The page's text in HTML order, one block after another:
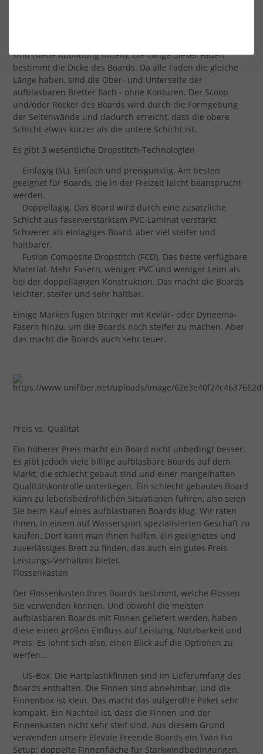
sind (siehe Abbildung unten). Die Länge dieser Fäden
bestimmt die Dicke des Boards. Da alle Fäden die gleiche
Länge haben, sind die Ober- und Unterseite der
aufblasbaren Bretter flach - ohne Konturen. Der Scoop
und/oder Rocker des Boards wird durch die Formgebung
der Seitenwände und dadurch erreicht, dass die obere
Schicht etwas kürzer als die untere Schicht ist.
Es gibt 3 wesentliche Dropstitch-Technologien
Einlagig (SL). Einfach und preisgünstig. Am besten
geeignet für Boards, die in der Freizeit leicht beansprucht
werden.
Doppellagig. Das Board wird durch eine zusätzliche
Schicht aus faserverstärktem PVC-Laminat verstärkt.
Schwerer als einlagiges Board, aber viel steifer und
haltbarer.
Fusion Composite Dropstitch (FCD). Das beste verfügbare
Material. Mehr Fasern, weniger PVC und weniger Leim als
bei der doppellagigen Konstruktion. Das macht die Boards
leichter, steifer und sehr haltbar.
Einige Marken fügen Stringer mit Kevlar- oder Dyneema-
Fasern hinzu, um die Boards noch steifer zu machen. Aber
das macht die Boards auch sehr teuer.
Preis vs. Qualität
Ein höherer Preis macht ein Board nicht unbedingt besser.
Es gibt jedoch viele billige aufblasbare Boards auf dem
Markt, die schlecht gebaut sind und einer mangelhaften
Qualitätskontrolle unterliegen. Ein schlecht gebautes Board
kann zu lebensbedrohlichen Situationen führen, also seien
Sie beim Kauf eines aufblasbaren Boards klug. Wir raten
Ihnen, in einem auf Wassersport spezialisierten Geschäft zu
kaufen. Dort kann man Ihnen helfen, ein geeignetes und
zuverlässiges Brett zu finden, das auch ein gutes Preis-
Leistungs-Verhältnis bietet.
Flossenkästen
Der Flossenkasten Ihres Boards bestimmt, welche Flossen
Sie verwenden können. Und obwohl die meisten
aufblasbaren Boards mit Finnen geliefert werden, haben
diese einen großen Einfluss auf Leistung, Nutzbarkeit und
Preis. Es lohnt sich also, einen Blick auf die Optionen zu
werfen...
US-Box. Die Hartplastikfinnen sind im Lieferumfang des
Boards enthalten. Die Finnen sind abnehmbar, und die
Finnenbox ist klein. Das macht das aufgerollte Paket sehr
kompakt. Ein Nachteil ist, dass die Finnen und der
Finnenkasten nicht sehr steif sind. Aus diesem Grund
verwenden unsere Elevate Freeride Boards ein Twin Fin
Setup: doppelte Finnenfläche für Starkwindbedingungen.